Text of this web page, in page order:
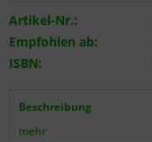
Artikel-Nr.:
Empfohlen ab:
ISBN:
Beschreibung
mehr